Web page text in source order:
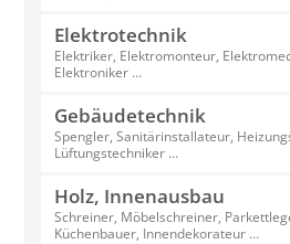
Elektrotechnik
Elektriker, Elektromonteur,
Elektroniker …
Gebäudetechnik
Spengler, Sanitärinstallateur,
Lüftungstechniker …
Holz, Innenausbau
Schreiner, Möbelschreiner,
Küchenbauer, Innendekorateur …